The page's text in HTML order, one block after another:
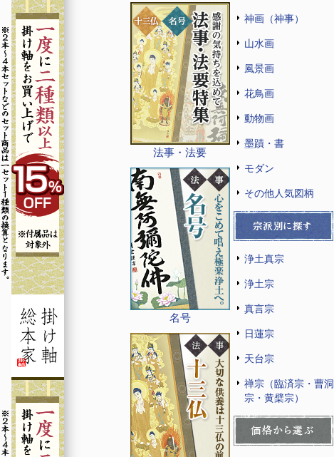
法事・法要
名号
神画（神事）
山水画
風景画
花鳥画
動物画
墨蹟・書
モダン
その他人気図柄
浄土真宗
浄土宗
真言宗
日蓮宗
天台宗
禅宗（臨済宗・曹洞
宗・黄檗宗）